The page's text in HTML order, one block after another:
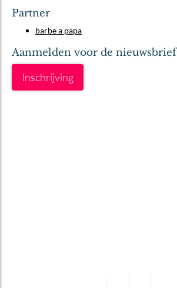
Partner
barbe a papa
Aanmelden voor de nieuwsbrief
Inschrijving